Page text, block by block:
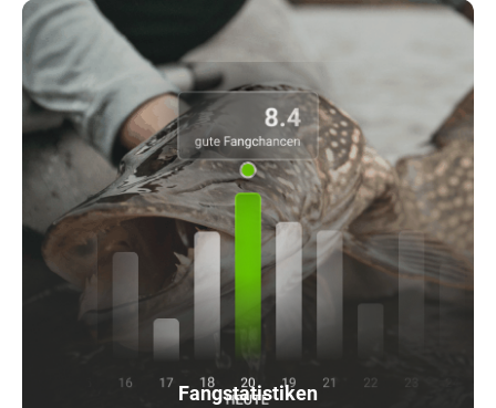
Fangstatistiken